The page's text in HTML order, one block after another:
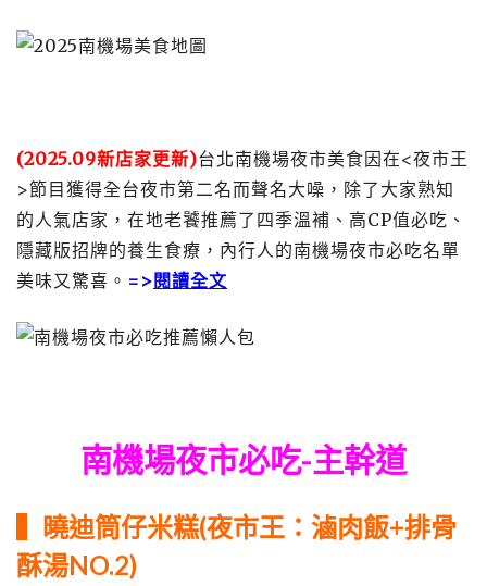
(2025.09新店家更新)台北南機場夜市美食因在<夜市王
>節目獲得全台夜市第二名而聲名大噪，除了大家熟知
的人氣店家，在地老饕推薦了四季溫補、高CP值必吃、
隱藏版招牌的養生食療，內行人的南機場夜市必吃名單
美味又驚喜。 =>閱讀全文
南機場夜市必吃-主幹道
▍曉迪筒仔米糕(夜市王：滷肉飯+排骨
酥湯NO.2)